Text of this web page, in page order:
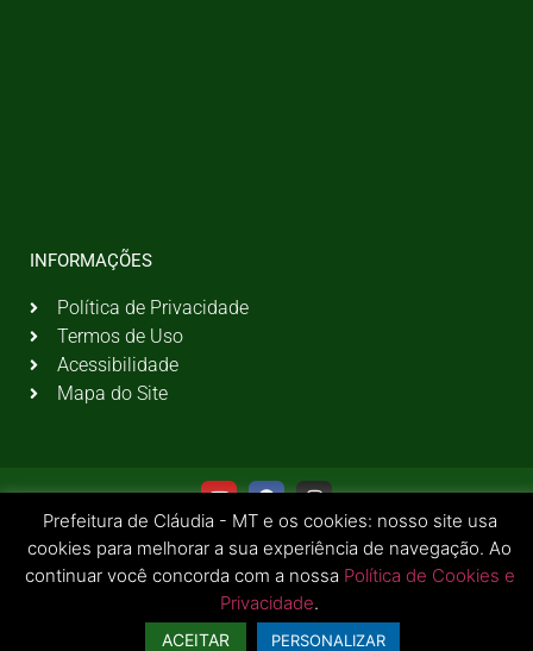
INFORMAÇÕES
Política de Privacidade
Termos de Uso
Acessibilidade
Mapa do Site
© 2026 Todos os Direitos Reservados | Prefeitura Municipal de Cláudia - MT
Prefeitura de Cláudia - MT e os cookies: nosso site usa
cookies para melhorar a sua experiência de navegação. Ao
continuar você concorda com a nossa Política de Cookies e
Privacidade.
ACEITAR PERSONALIZAR